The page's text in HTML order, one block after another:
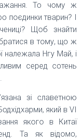
То чому ж
поєдинки тварин? І
Щоб знайти
в тому, що ж
належала Нгу Май, і
серед сотень
зі славетною
який в VI
якого в Китаї
Та як відомо,